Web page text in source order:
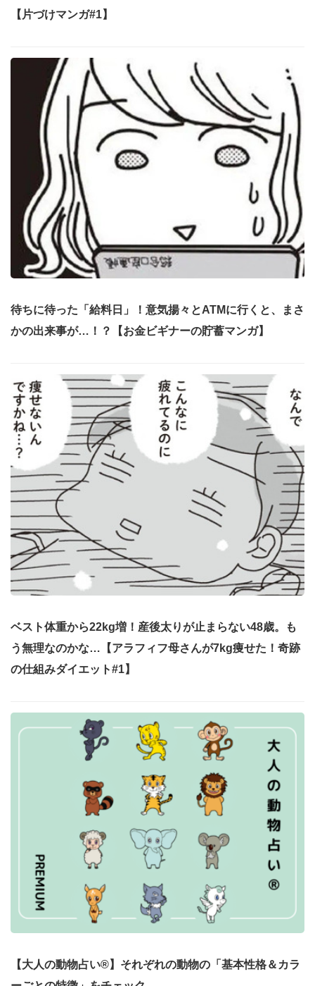
【片づけマンガ#1】
待ちに待った「給料日」！意気揚々とATMに行くと、まさ
かの出来事が…！？【お金ビギナーの貯蓄マンガ】
ベスト体重から22kg増！産後太りが止まらない48歳。も
う無理なのかな…【アラフィフ母さんが7kg痩せた！奇跡
の仕組みダイエット#1】
【大人の動物占い®】それぞれの動物の「基本性格＆カラ